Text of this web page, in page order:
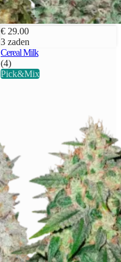
€ 29.00
3 zaden
Cereal Milk
(4)
Pick&Mix